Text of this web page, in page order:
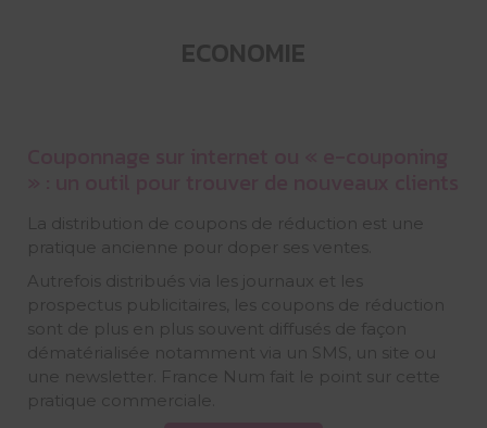
ECONOMIE
La distribution de coupons de réduction est une
pratique ancienne pour doper ses ventes.
Autrefois distribués via les journaux et les
prospectus publicitaires, les coupons de réduction
sont de plus en plus souvent diffusés de façon
dématérialisée notamment via un SMS, un site ou
une newsletter. France Num fait le point sur cette
pratique commerciale.